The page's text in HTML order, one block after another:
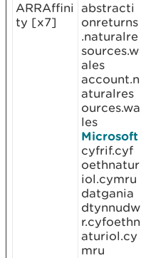
ARRAffini
ty [x7]
abstracti
onreturns
.naturalre
sources.w
ales
account.n
aturalres
ources.wa
les
Microsoft
cyfrif.cyf
oethnatur
iol.cymru
datgania
dtynnudw
r.cyfoethn
aturiol.cy
mru